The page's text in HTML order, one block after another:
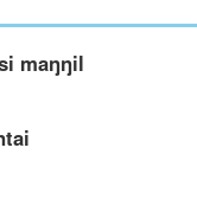
maŋŋil